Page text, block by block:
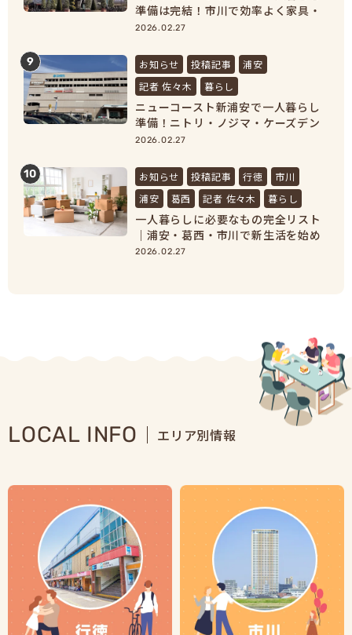
準備は完結！市川で効率よく家具・
家電をそろえよう！
2026.02.27
9 お知らせ 投稿記事
浦安
記者 佐々木
暮らし
ニューコースト新浦安で一人暮らし
準備！ニトリ・ノジマ・ケーズデン
キで家具家電をまとめ買い
2026.02.27
10 お知らせ 投稿記事 行徳
市川
浦安
葛西 記者 佐々木 暮らし
一人暮らしに必要なもの完全リスト
｜浦安・葛西・市川で新生活を始め
る人向け準備ガイド
2026.02.27
LOCAL INFO エリア別情報